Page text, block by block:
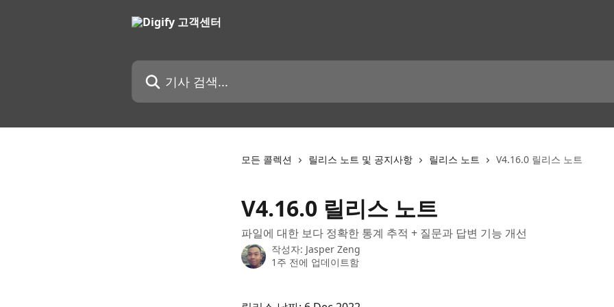
기사 검색...
모든 콜렉션 릴리스 노트 및 공지사항 릴리스 노트 V4.16.0 릴리스 노트
V4.16.0 릴리스 노트
파일에 대한 보다 정확한 통계 추적 + 질문과 답변 기능 개선
작성자: Jasper Zeng
1주 전에 업데이트함